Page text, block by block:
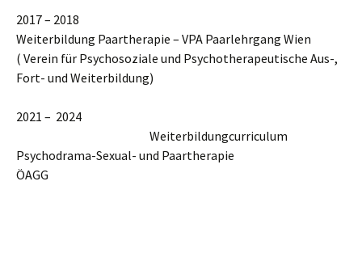
2017 – 2018
Weiterbildung Paartherapie – VPA Paarlehrgang Wien
( Verein für Psychosoziale und Psychotherapeutische Aus-,
Fort- und Weiterbildung)
2021 – 2024
Weiterbildungcurriculum
Psychodrama-Sexual- und Paartherapie
ÖAGG